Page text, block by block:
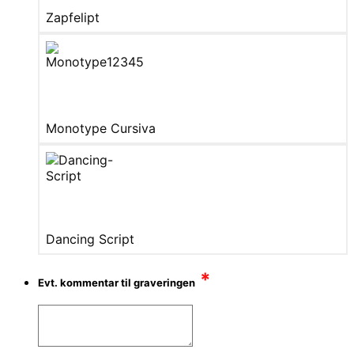
Zapfelipt
Monotype Cursiva
Dancing Script
Evt. kommentar til graveringen *